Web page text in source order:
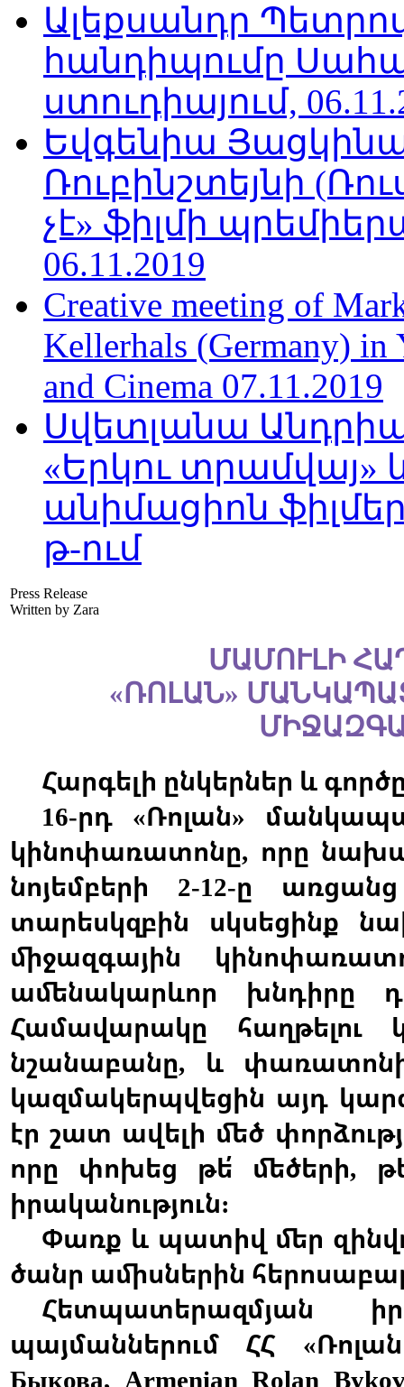
Ալեքսանդր
հանդիպումը
ստուդիայում,
Եվգենիա
Ռուբինշտեյնի
չէ» ֆիլմի
06.11.2019
Creative meeting of
Kellerhals (Germany) in
and Cinema 07.11.2019
Սվետլանա
«Երկու տրամվայ»
անիմացիոն
թ-ում
Press Release
Written by Zara
ՄԱՄՈՒԼԻ
«ՌՈԼԱՆ»
Հարգելի ընկերներ և
16-րդ «Ռոլան»
կինոփառատոնը, որը
նոյեմբերի 2-12-ը
առցանց
տարեսկզբին
սկսեցինք
միջազգային
ամենակարևոր
խնդիրը
Համավարակը
հաղթելու
նշանաբանը, և
կազմակերպվեցին այդ
էր շատ ավելի մեծ
որը
փոխեց թե՛ մեծերի,
իրականություն:
Փառք և պատիվ մեր
ծանր ամիսներին
Հետպատերազմյան
պայմաններում
ՀՀ «Ռոլան
Быкова, Armenian Rolan